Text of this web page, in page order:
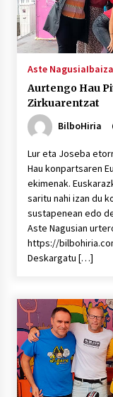
Aste Nagusia
Aurtengo Hau
Zirkuarentzat
BilboHiria
Lur eta Joseba
Hau konpartsaren
ekimenak.
saritu nahi izan du
sustapenean edo
Aste Nagusian
https://
Deskargatu […]